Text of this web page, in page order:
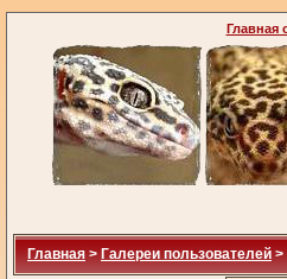
Главная
Главная > Галереи пользователей >